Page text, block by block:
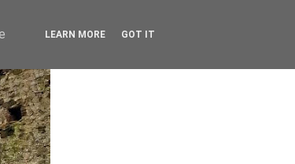
LEARN MORE GOT IT